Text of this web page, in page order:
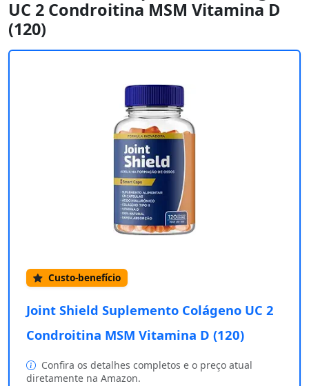
UC 2 Condroitina MSM Vitamina D
(120)
Custo-benefício
Joint Shield Suplemento Colágeno UC 2
Condroitina MSM Vitamina D (120)
Confira os detalhes completos e o preço atual
diretamente na Amazon.